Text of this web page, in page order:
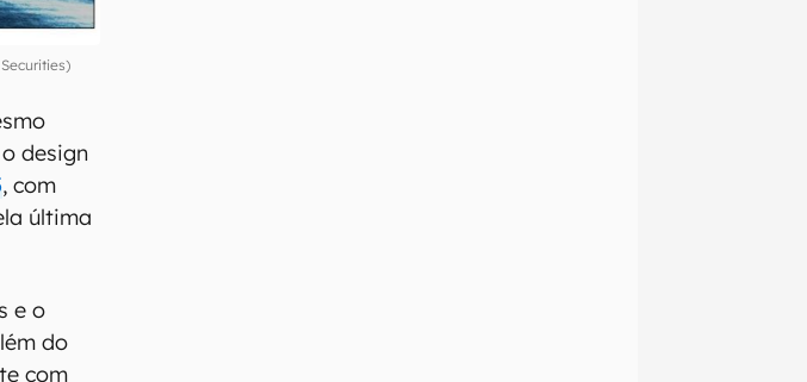
design
, com
última
e o
do
com